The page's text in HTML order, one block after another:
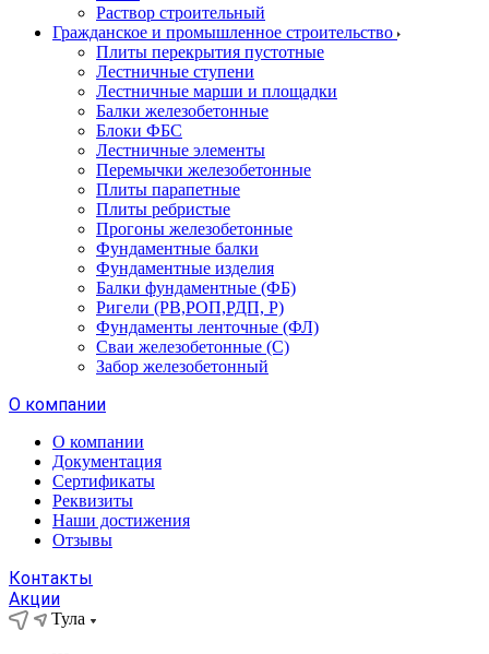
Раствор строительный
Гражданское и промышленное строительство
Плиты перекрытия пустотные
Лестничные ступени
Лестничные марши и площадки
Балки железобетонные
Блоки ФБС
Лестничные элементы
Перемычки железобетонные
Плиты парапетные
Плиты ребристые
Прогоны железобетонные
Фундаментные балки
Фундаментные изделия
Балки фундаментные (ФБ)
Ригели (РВ,РОП,РДП, Р)
Фундаменты ленточные (ФЛ)
Сваи железобетонные (С)
Забор железобетонный
О компании
О компании
Документация
Сертификаты
Реквизиты
Наши достижения
Отзывы
Контакты
Акции
Тула